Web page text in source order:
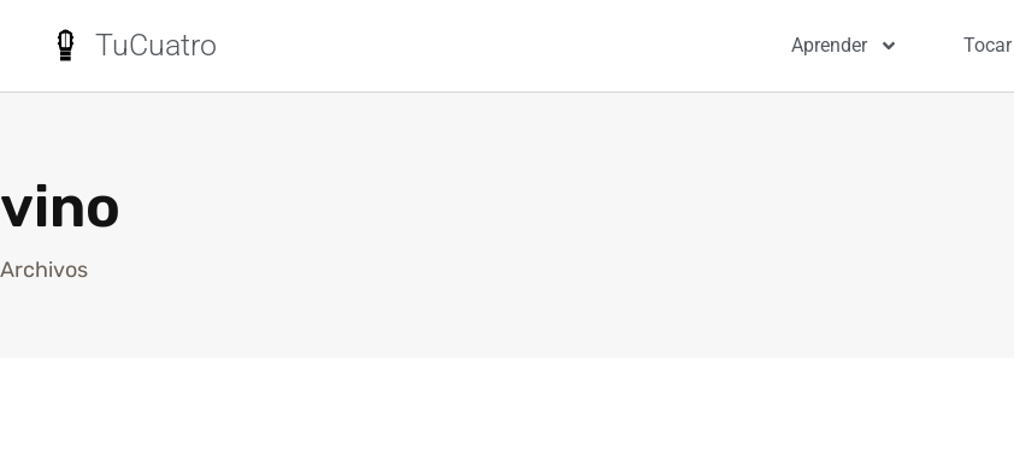
TuCuatro Aprender Tocar
vino
Archivos